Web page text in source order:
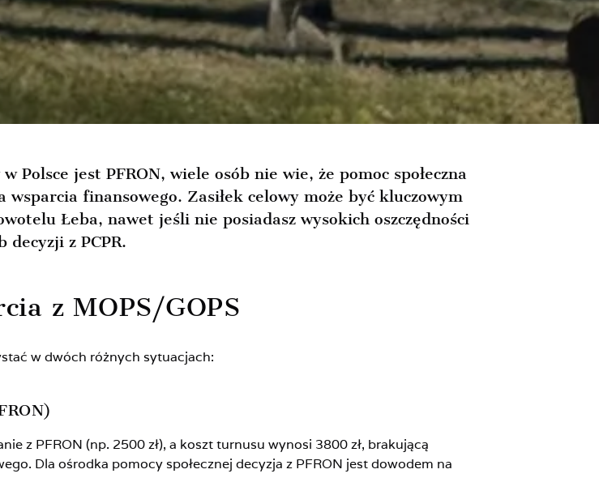
Polsce jest PFRON, wiele osób nie wie, że pomoc społeczna
finansowego. Zasiłek celowy może być kluczowym
Łeba, nawet jeśli nie posiadasz wysokich oszczędności
decyzji z PCPR.
z MOPS/GOPS
w dwóch różnych sytuacjach:
z PFRON (np. 2500 zł), a koszt turnusu wynosi 3800 zł, brakującą
Dla ośrodka pomocy społecznej decyzja z PFRON jest dowodem na